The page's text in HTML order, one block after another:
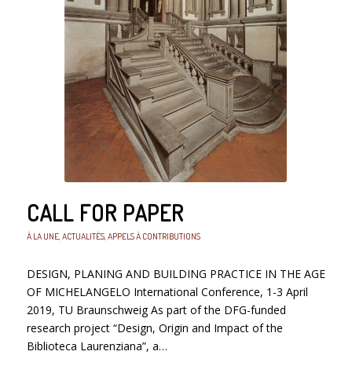
CALL FOR PAPER
À LA UNE, ACTUALITÉS, APPELS À CONTRIBUTIONS
DESIGN, PLANING AND BUILDING PRACTICE IN THE AGE
OF MICHELANGELO International Conference, 1-3 April
2019, TU Braunschweig As part of the DFG-funded
research project “Design, Origin and Impact of the
Biblioteca Laurenziana”, a…